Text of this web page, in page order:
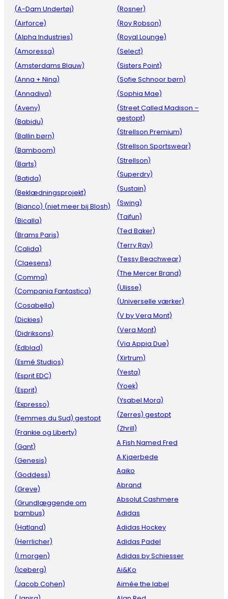
(A-Dam Undertøj)
(Airforce)
(Alpha Industries)
(Amoressa)
(Amsterdams Blauw)
(Anna + Nina)
(Annadiva)
(Aveny)
(Babidu)
(Ballin børn)
(Bamboom)
(Barts)
(Batida)
(Beklædningsprojekt)
(Bianco) (niet meer bij Blosh)
(Bicalla)
(Brams Paris)
(Calida)
(Claesens)
(Comma)
(Compania Fantastica)
(Cosabella)
(Dickies)
(Didriksons)
(Edblad)
(Esmé Studios)
(Esprit EDC)
(Esprit)
(Expresso)
(Femmes du Sud) gestopt
(Frankie og Liberty)
(Gant)
(Genesis)
(Goddess)
(Greve)
(Grundlæggende om
bambus)
(Hatland)
(Herrlicher)
(I morgen)
(Iceberg)
(Jacob Cohen)
(Rosner)
(Roy Robson)
(Royal Lounge)
(Select)
(Sisters Point)
(Sofie Schnoor børn)
(Sophia Mae)
(Street Called Madison –
gestopt)
(Strellson Premium)
(Strellson Sportswear)
(Strellson)
(Superdry)
(Sustain)
(Swing)
(Taifun)
(Ted Baker)
(Terry Ray)
(Tessy Beachwear)
(The Mercer Brand)
(Ulisse)
(Universelle værker)
(V by Vera Mont)
(Vera Mont)
(Via Appia Due)
(Xirtrum)
(Yesta)
(Yoek)
(Ysabel Mora)
(Zerres) gestopt
(Zhrill)
A Fish Named Fred
A.Kjaerbede
Aaiko
Abrand
Absolut Cashmere
Adidas
Adidas Hockey
Adidas Padel
Adidas by Schiesser
Ai&Ko
Aimée the label